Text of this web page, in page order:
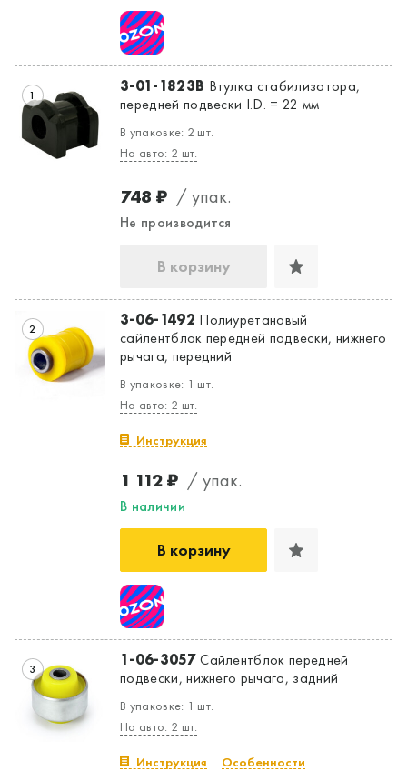
Да, верно
1 3-01-1823B Втулка стабилизатора,
передней подвески I.D. = 22 мм
В упаковке: 2 шт.
На авто: 2 шт.
748 ₽ / упак.
Не производится
В корзину
2 3-06-1492 Полиуретановый
сайлентблок передней подвески, нижнего
рычага, передний
В упаковке: 1 шт.
На авто: 2 шт.
Инструкция
1 112 ₽ / упак.
В наличии
В корзину
3 1-06-3057Сайлентблок передней
подвески, нижнего рычага, задний
В упаковке: 1 шт.
На авто: 2 шт.
Инструкция Особенности